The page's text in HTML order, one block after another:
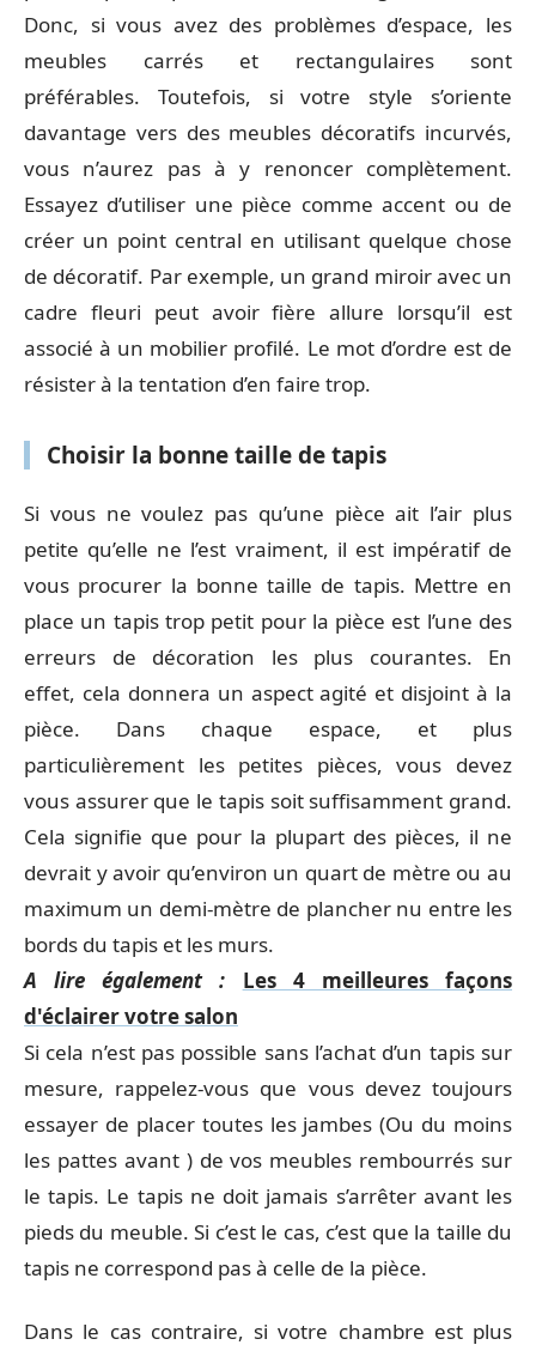
Donc, si vous avez des problèmes d’espace, les
meubles carrés et rectangulaires sont
préférables. Toutefois, si votre style s’oriente
davantage vers des meubles décoratifs incurvés,
vous n’aurez pas à y renoncer complètement.
Essayez d’utiliser une pièce comme accent ou de
créer un point central en utilisant quelque chose
de décoratif. Par exemple, un grand miroir avec un
cadre fleuri peut avoir fière allure lorsqu’il est
associé à un mobilier profilé. Le mot d’ordre est de
résister à la tentation d’en faire trop.
Choisir la bonne taille de tapis
Si vous ne voulez pas qu’une pièce ait l’air plus
petite qu’elle ne l’est vraiment, il est impératif de
vous procurer la bonne taille de tapis. Mettre en
place un tapis trop petit pour la pièce est l’une des
erreurs de décoration les plus courantes. En
effet, cela donnera un aspect agité et disjoint à la
pièce. Dans chaque espace, et plus
particulièrement les petites pièces, vous devez
vous assurer que le tapis soit suffisamment grand.
Cela signifie que pour la plupart des pièces, il ne
devrait y avoir qu’environ un quart de mètre ou au
maximum un demi-mètre de plancher nu entre les
bords du tapis et les murs.
A lire également :
Les 4 meilleures façons
d'éclairer votre salon
Si cela n’est pas possible sans l’achat d’un tapis sur
mesure, rappelez-vous que vous devez toujours
essayer de placer toutes les jambes (Ou du moins
les pattes avant ) de vos meubles rembourrés sur
le tapis. Le tapis ne doit jamais s’arrêter avant les
pieds du meuble. Si c’est le cas, c’est que la taille du
tapis ne correspond pas à celle de la pièce.
Dans le cas contraire, si votre chambre est plus